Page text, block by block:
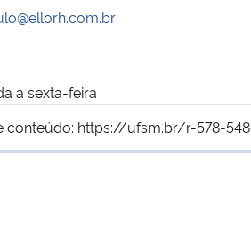
a sexta-feira
conteúdo: https://ufsm.br/r-578-548